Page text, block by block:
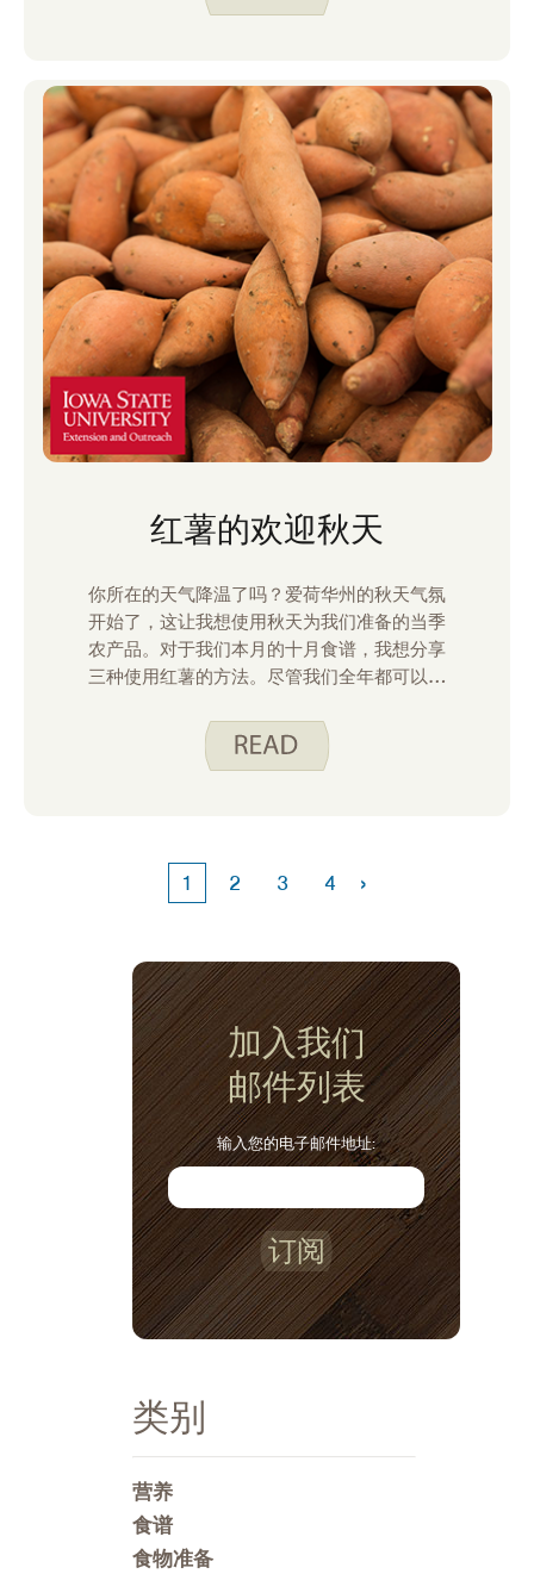
红薯的欢迎秋天
你所在的天气降温了吗？爱荷华州的秋天气氛
开始了，这让我想使用秋天为我们准备的当季
农产品。对于我们本月的十月食谱，我想分享
三种使用红薯的方法。尽管我们全年都可以在
想吃红薯。无论您是计划为客人准备一顿更美
味的饭菜，还是在周末晚上享用一顿快餐，都
1 2 3 4 ›
加入我们
邮件列表
输入您的电子邮件地址:
订阅
类别
营养
食谱
食物准备